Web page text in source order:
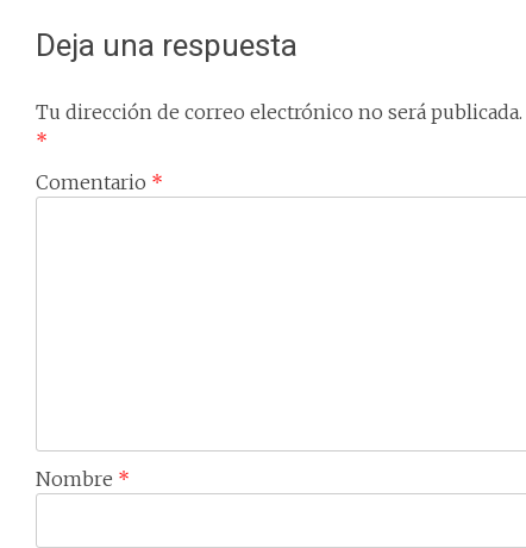
Deja una respuesta
Tu dirección de correo electrónico no será publicada.
*
Comentario *
Nombre *